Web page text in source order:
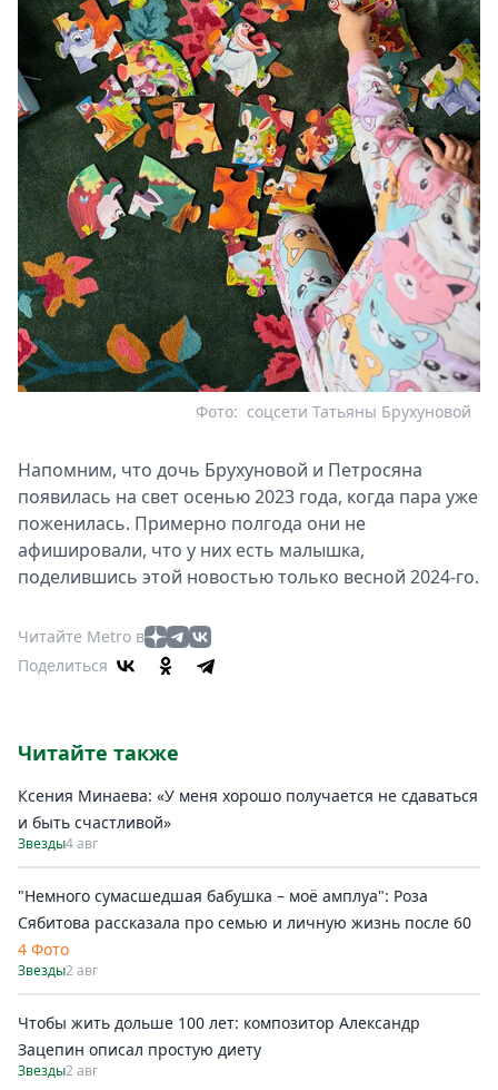
соцсети Татьяны Брухуновой
Фото:
Напомним, что дочь Брухуновой и Петросяна
появилась на свет осенью 2023 года, когда пара уже
поженилась. Примерно полгода они не
афишировали, что у них есть малышка,
поделившись этой новостью только весной 2024-го.
Читайте Metro в
Поделиться
Читайте также
Ксения Минаева: «У меня хорошо получается не сдаваться
и быть счастливой»
Звезды4 авг
"Немного сумасшедшая бабушка – моё амплуа": Роза
Сябитова рассказала про семью и личную жизнь после 60
4 Фото
Звезды2 авг
Чтобы жить дольше 100 лет: композитор Александр
Зацепин описал простую диету
Звезды2 авг